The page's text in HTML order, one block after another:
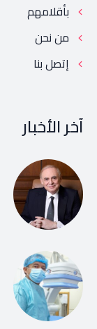
بأقلامهم
من نحن
إتصل بنا
آخر الأخبار